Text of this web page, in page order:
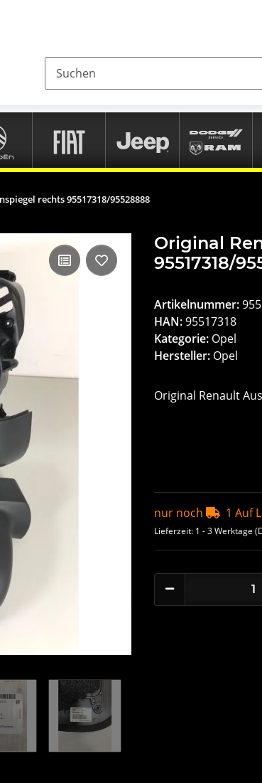
rechts 95517318/95528888
Original
95517318/
Artikelnummer:
HAN:95517318
Kategorie: Opel
Hersteller: Opel
Original Renault
nur noch 1 Auf
Lieferzeit: 1 - 3 Werktage